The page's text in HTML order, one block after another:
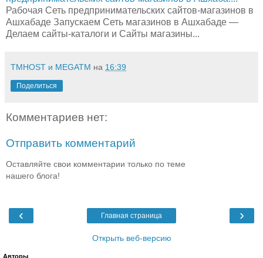
Рабочая Сеть предпринимательских сайтов-магазинов в
Ашхабаде Запускаем Сеть магазинов в Ашхабаде —
Делаем сайты-каталоги и Сайты магазины...
TMHOST и MEGATM на 16:39
Поделиться
Комментариев нет:
Отправить комментарий
Оставляйте свои комментарии только по теме
нашего блога!
‹ ›
Главная страница
Открыть веб-версию
Авторы